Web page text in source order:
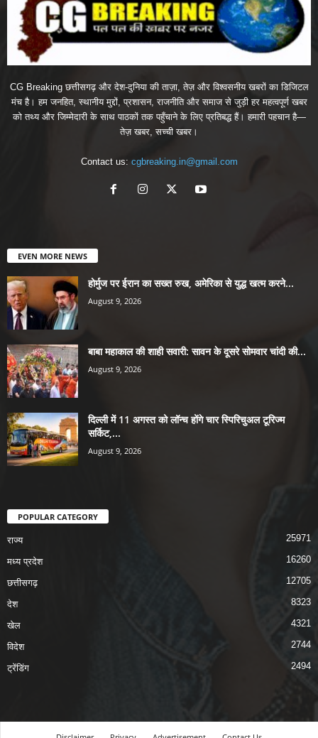
CG Breaking छत्तीसगढ़ और देश-दुनिया की ताज़ा, तेज़ और विश्वसनीय खबरों का डिजिटल
मंच है। हम जनहित, स्थानीय मुद्दों, प्रशासन, राजनीति और समाज से जुड़ी हर महत्वपूर्ण खबर
को तथ्य और जिम्मेदारी के साथ पाठकों तक पहुँचाने के लिए प्रतिबद्ध हैं। हमारी पहचान है—
तेज़ खबर, सच्ची खबर।
Contact us: cgbreaking.in@gmail.com
EVEN MORE NEWS
होर्मुज पर ईरान का सख्त रुख, अमेरिका से युद्ध खत्म करने...
August 9, 2026
बाबा महाकाल की शाही सवारी: सावन के दूसरे सोमवार चांदी की...
August 9, 2026
दिल्ली में 11 अगस्त को लॉन्च होंगे चार स्पिरिचुअल टूरिज्म
सर्किट,...
August 9, 2026
POPULAR CATEGORY
राज्य 25971
मध्य प्रदेश 16260
छत्तीसगढ़ 12705
देश 8323
खेल 4321
विदेश 2744
ट्रेंडिंग 2494